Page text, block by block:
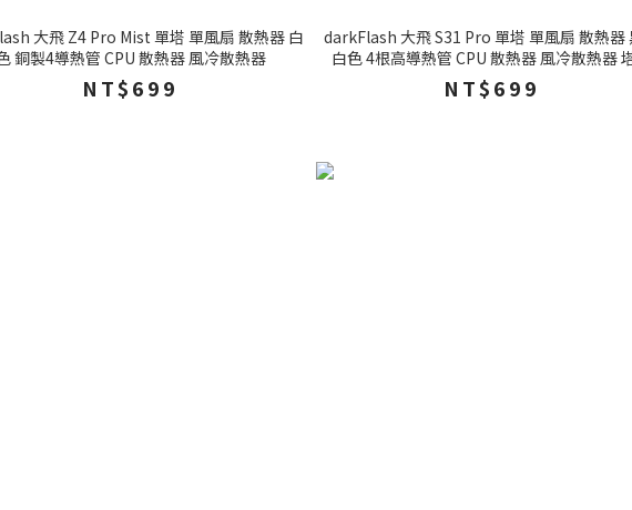
大飛 Z4 Pro Mist 單塔 單風扇 散熱器 白
銅製4導熱管 CPU 散熱器 風冷散熱器
NT$699
darkFlash 大飛 S31 Pro 單塔 單風扇 散熱器
白色 4根高導熱管 CPU 散熱器 風冷散熱器
NT$699